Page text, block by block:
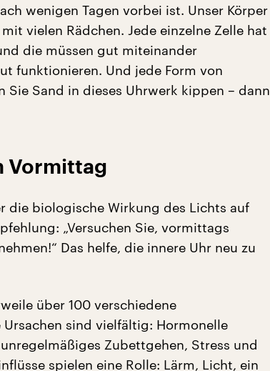
wenigen Tagen vorbei ist. Unser Körper
vielen Rädchen. Jede einzelne Zelle hat
die müssen gut miteinander
funktionieren. Und jede Form von
Sand in dieses Uhrwerk kippen – dann
Vormittag
die biologische Wirkung des Lichts auf
„Versuchen Sie, vormittags
Das helfe, die innere Uhr neu zu
über 100 verschiedene
sind vielfältig: Hormonelle
Zubettgehen, Stress und
spielen eine Rolle: Lärm, Licht, ein